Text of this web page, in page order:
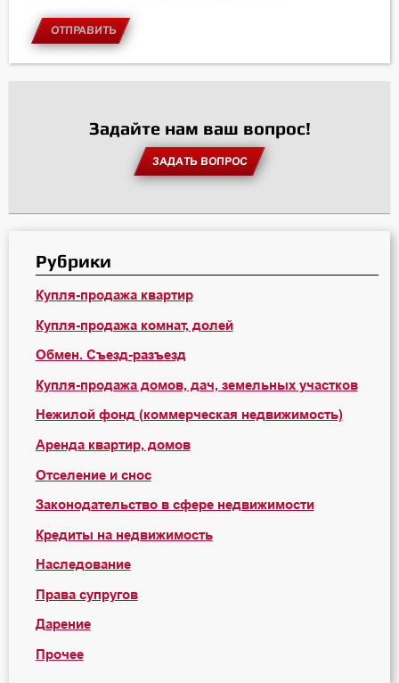
ОТПРАВИТЬ
Задайте нам ваш вопрос!
ЗАДАТЬ ВОПРОС
Рубрики
Купля-продажа квартир
Купля-продажа комнат, долей
Обмен. Съезд-разъезд
Купля-продажа домов, дач, земельных участков
Нежилой фонд (коммерческая недвижимость)
Аренда квартир, домов
Отселение и снос
Законодательство в сфере недвижимости
Кредиты на недвижимость
Наследование
Права супругов
Дарение
Прочее